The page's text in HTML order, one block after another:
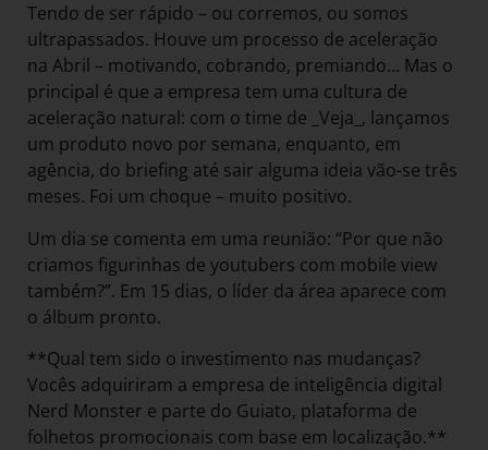
Tendo de ser rápido – ou corremos, ou somos
ultrapassados. Houve um processo de aceleração
na Abril – motivando, cobrando, premiando… Mas o
principal é que a empresa tem uma cultura de
aceleração natural: com o time de _Veja_, lançamos
um produto novo por semana, enquanto, em
agência, do briefing até sair alguma ideia vão-se três
meses. Foi um choque – muito positivo.
Um dia se comenta em uma reunião: “Por que não
criamos figurinhas de youtubers com mobile view
também?”. Em 15 dias, o líder da área aparece com
o álbum pronto.
**Qual tem sido o investimento nas mudanças?
Vocês adquiriram a empresa de inteligência digital
Nerd Monster e parte do Guiato, plataforma de
folhetos promocionais com base em localização.**